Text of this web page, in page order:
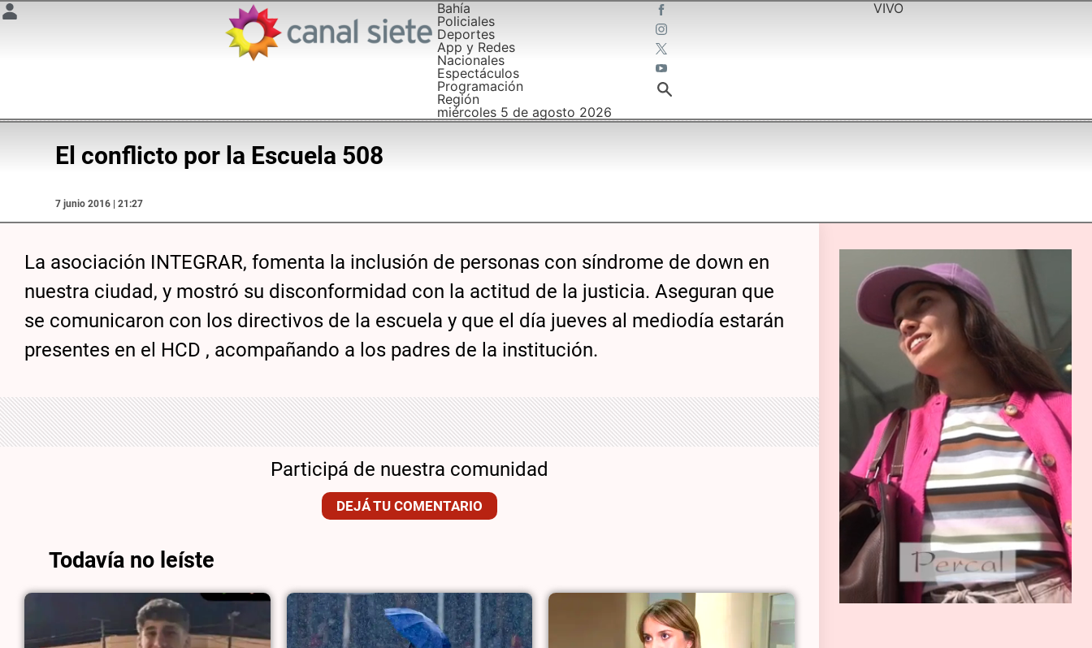
Bahía
Policiales
Deportes
App y Redes
Nacionales
Espectáculos
Programación
Región
miércoles 5 de agosto 2026
VIVO
El conflicto por la Escuela 508
7 junio 2016 | 21:27
La asociación INTEGRAR, fomenta la inclusión de personas con síndrome de down en
nuestra ciudad, y mostró su disconformidad con la actitud de la justicia. Aseguran que
se comunicaron con los directivos de la escuela y que el día jueves al mediodía estarán
presentes en el HCD , acompañando a los padres de la institución.
Participá de nuestra comunidad
DEJÁ TU COMENTARIO
Todavía no leíste